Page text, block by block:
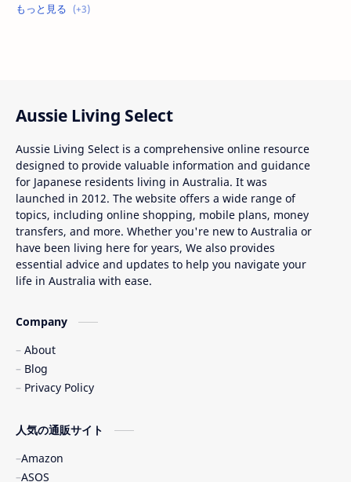
メンズ
Aussie Living Select
Aussie Living Select is a comprehensive online resource
designed to provide valuable information and guidance
for Japanese residents living in Australia. It was
launched in 2012. The website offers a wide range of
topics, including online shopping, mobile plans, money
transfers, and more. Whether you're new to Australia or
have been living here for years, We also provides
essential advice and updates to help you navigate your
life in Australia with ease.
Company
About
Blog
Privacy Policy
人気の通販サイト
Amazon
ASOS